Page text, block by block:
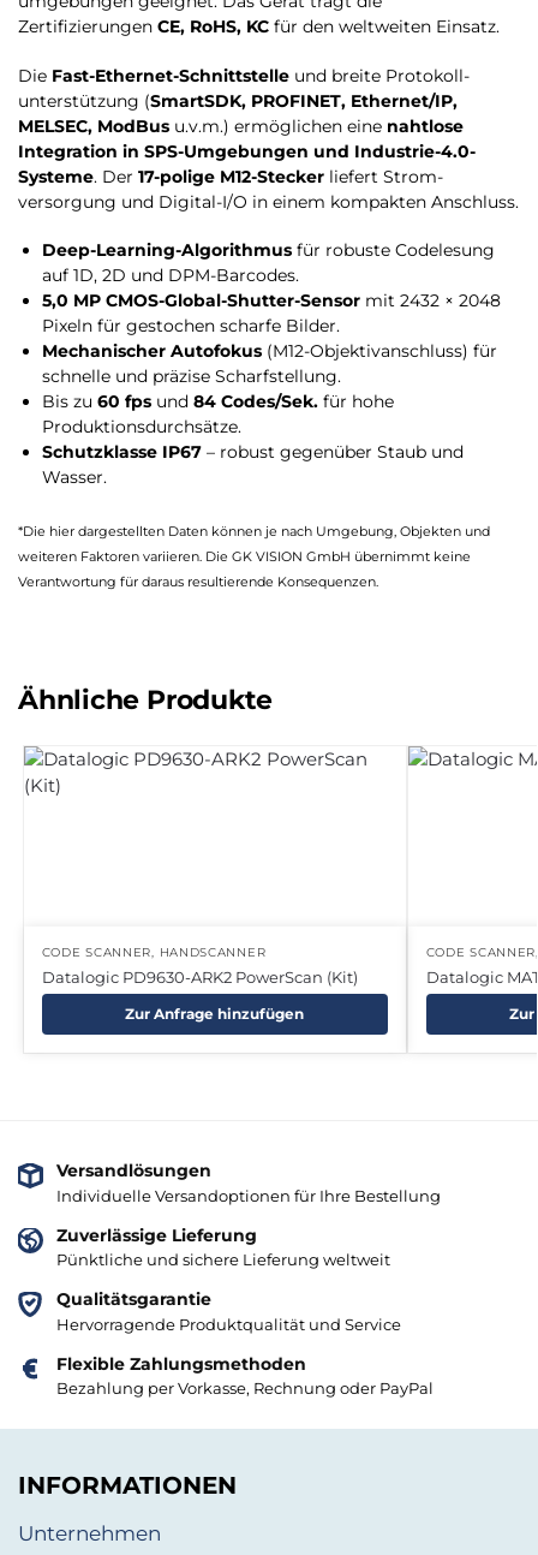
Zertifizierungen CE, RoHS, KC für den weltweiten Einsatz.
Die Fast-Ethernet-Schnittstelle und breite Protokoll­
unterstützung (SmartSDK, PROFINET, Ethernet/IP,
MELSEC, ModBus u.v.m.) ermöglichen eine nahtlose
Integration in SPS-Umgebungen und Industrie-4.0-
Systeme. Der 17-polige M12-Stecker liefert Strom­
versorgung und Digital-I/O in einem kompakten Anschluss.
Deep-Learning-Algorithmus für robuste Codelesung
auf 1D, 2D und DPM-Barcodes.
5,0 MP CMOS-Global-Shutter-Sensor mit 2432 × 2048
Pixeln für gestochen scharfe Bilder.
Mechanischer Autofokus (M12-Objektivanschluss) für
schnelle und präzise Scharfstellung.
Bis zu 60 fps und 84 Codes/Sek. für hohe
Produktionsdurchsätze.
Schutzklasse IP67 – robust gegenüber Staub und
Wasser.
*Die hier dargestellten Daten können je nach Umgebung, Objekten und
weiteren Faktoren variieren. Die GK VISION GmbH übernimmt keine
Verantwortung für daraus resultierende Konsequenzen.
Ähnliche Produkte
CODE SCANNER, HANDSCANNER
Datalogic PD9630-ARK2 PowerScan (Kit)
Zur Anfrage hinzufügen
CODE SCANNER
Datalogic
Versandlösungen
Individuelle Versandoptionen für Ihre Bestellung
Zuverlässige Lieferung
Pünktliche und sichere Lieferung weltweit
Qualitätsgarantie
Hervorragende Produktqualität und Service
Flexible Zahlungsmethoden
Bezahlung per Vorkasse, Rechnung oder PayPal
INFORMATIONEN
Unternehmen